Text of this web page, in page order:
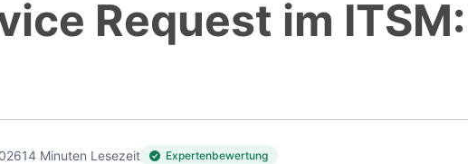
Request im
14 Minuten Lesezeit Expertenbewertung